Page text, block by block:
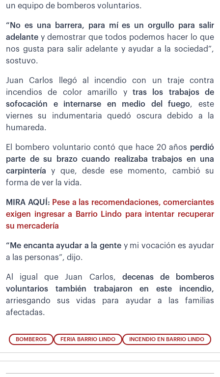
un equipo de bomberos voluntarios.
“No es una barrera, para mí es un orgullo para salir
adelante y demostrar que todos podemos hacer lo que
nos gusta para salir adelante y ayudar a la sociedad”,
sostuvo.
Juan Carlos llegó al incendio con un traje contra
incendios de color amarillo ytras los trabajos de
sofocación e internarse en medio del fuego, este
viernes su indumentaria quedó oscura debido a la
humareda.
El bombero voluntario contó que hace 20 años perdió
parte de su brazo cuando realizaba trabajos en una
carpinteríay que, desde ese momento, cambió su
forma de ver la vida.
MIRA AQUÍ: Pese a las recomendaciones, comerciantes
exigen ingresar a Barrio Lindo para intentar recuperar
su mercadería
“Me encanta ayudar a la gente y mi vocación es ayudar
a las personas”, dijo.
Al igual que Juan Carlos, decenas de bomberos
voluntarios también trabajaron en este incendio,
arriesgando sus vidas para ayudar a las familias
afectadas.
BOMBEROS FERIA BARRIO LINDO INCENDIO EN BARRIO LINDO